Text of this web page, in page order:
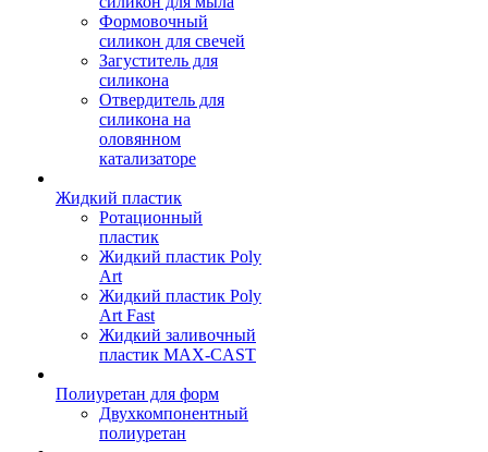
Формовочный
силикон для свечей
Загуститель для
силикона
Отвердитель для
силикона на
оловянном
катализаторе
Жидкий пластик
Ротационный
пластик
Жидкий пластик Poly
Art
Жидкий пластик Poly
Art Fast
Жидкий заливочный
пластик MAX-CAST
Полиуретан для форм
Двухкомпонентный
полиуретан